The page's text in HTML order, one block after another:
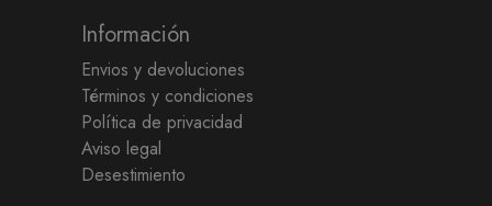
Información
Envios y devoluciones
Términos y condiciones
Política de privacidad
Aviso legal
Desestimiento